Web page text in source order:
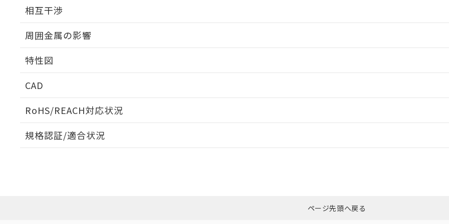
相互干渉
周囲金属の影響
特性図
CAD
RoHS/REACH対応状況
EU RoHS 注意事項・凡例
ダウンロードはこちら
規格認証/適合状況
ページ先頭へ戻る